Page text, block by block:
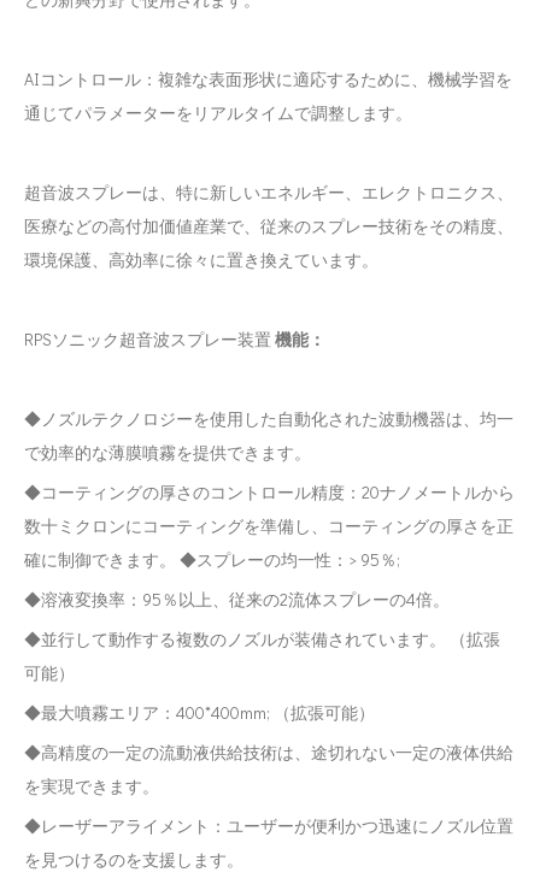
AIコントロール：複雑な表面形状に適応するために、機械学習を
通じてパラメーターをリアルタイムで調整します。
超音波スプレーは、特に新しいエネルギー、エレクトロニクス、
医療などの高付加価値産業で、従来のスプレー技術をその精度、
環境保護、高効率に徐々に置き換えています。
RPSソニック超音波スプレー装置 機能：
◆ノズルテクノロジーを使用した自動化された波動機器は、均一
で効率的な薄膜噴霧を提供できます。
◆コーティングの厚さのコントロール精度：20ナノメートルから
数十ミクロンにコーティングを準備し、コーティングの厚さを正
確に制御できます。 ◆スプレーの均一性：> 95％;
◆溶液変換率：95％以上、従来の2流体スプレーの4倍。
◆並行して動作する複数のノズルが装備されています。 （拡張
可能）
◆最大噴霧エリア：400*400mm; （拡張可能）
◆高精度の一定の流動液供給技術は、途切れない一定の液体供給
を実現できます。
◆レーザーアライメント：ユーザーが便利かつ迅速にノズル位置
を見つけるのを支援します。